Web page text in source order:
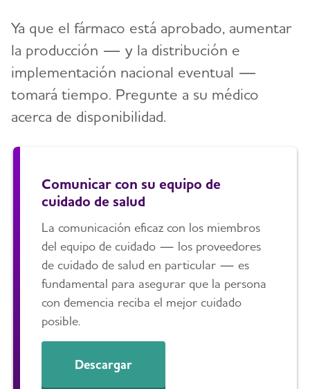
Ya que el fármaco está aprobado, aumentar
la producción — y la distribución e
implementación nacional eventual —
tomará tiempo. Pregunte a su médico
acerca de disponibilidad.
Comunicar con su equipo de
cuidado de salud
La comunicación eficaz con los miembros
del equipo de cuidado — los proveedores
de cuidado de salud en particular — es
fundamental para asegurar que la persona
con demencia reciba el mejor cuidado
posible.
Descargar